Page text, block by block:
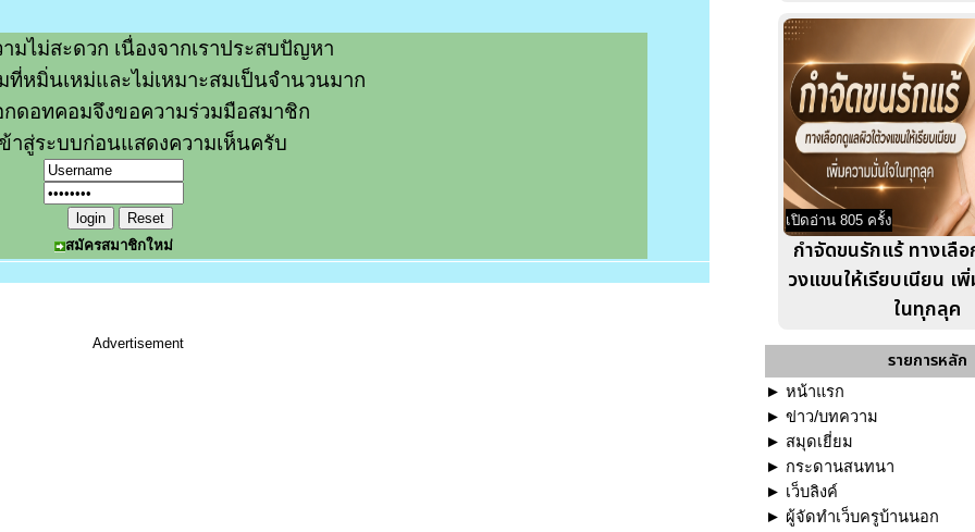
มไม่สะดวก เนื่องจากเราประสบปัญหา
หมิ่นเหม่และไม่เหมาะสมเป็นจำนวนมาก
ดอทคอมจึงขอความร่วมมือสมาชิก
าสู่ระบบก่อนแสดงความเห็นครับ
สมัครสมาชิกใหม่
Advertisement
เปิดอ่าน 805 ครั้ง
กำจัดขนรักแร้ ทางเลื
วงแขนให้เรียบเนียน เ
ในทุกลุค
รายการหลัก
► หน้าแรก
► ข่าว/บทความ
► สมุดเยี่ยม
► กระดานสนทนา
► เว็บลิงค์
► ผู้จัดทำเว็บครูบ้านนอก